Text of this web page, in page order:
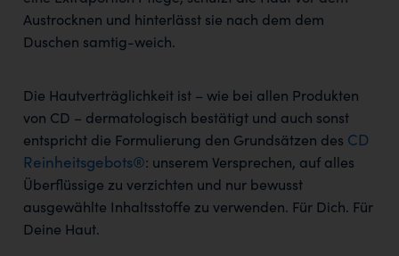
Austrocknen und hinterlässt sie nach dem dem
Duschen samtig-weich.
Die Hautverträglichkeit ist – wie bei allen Produkten
von CD – dermatologisch bestätigt und auch sonst
entspricht die Formulierung den Grundsätzen des CD
Reinheitsgebots®: unserem Versprechen, auf alles
Überflüssige zu verzichten und nur bewusst
ausgewählte Inhaltsstoffe zu verwenden. Für Dich. Für
Deine Haut.